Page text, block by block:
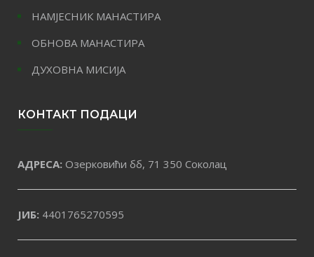
НАМЈЕСНИК МАНАСТИРА
ОБНОВА МАНАСТИРА
ДУХОВНА МИСИЈА
КОНТАКТ ПОДАЦИ
АДРЕСА: Озерковићи бб, 71 350 Соколац
ЈИБ: 4401765270595